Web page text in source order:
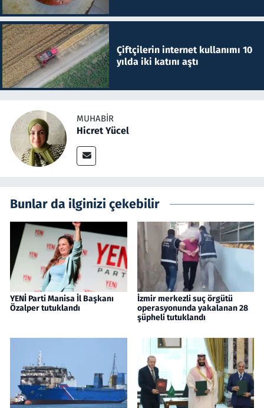
Çiftçilerin internet kullanımı 10
yılda iki katını aştı
MUHABIR
Hicret Yücel
Bunlar da ilginizi çekebilir
YENİ Parti Manisa İl Başkanı
Özalper tutuklandı
İzmir merkezli suç örgütü
operasyonunda yakalanan 28
şüpheli tutuklandı